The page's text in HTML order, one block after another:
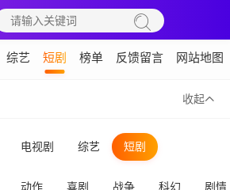
综艺 短剧 榜单 反馈留言 网站地图
收起
电视剧 综艺 短剧
动作 喜剧 战争 科幻 剧情